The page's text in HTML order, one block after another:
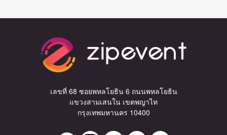
เลขที่ 68 ซอยพหลโยธิน 6 ถนนพหลโยธิน
แขวงสามเสนใน เขตพญาไท
กรุงเทพมหานคร 10400